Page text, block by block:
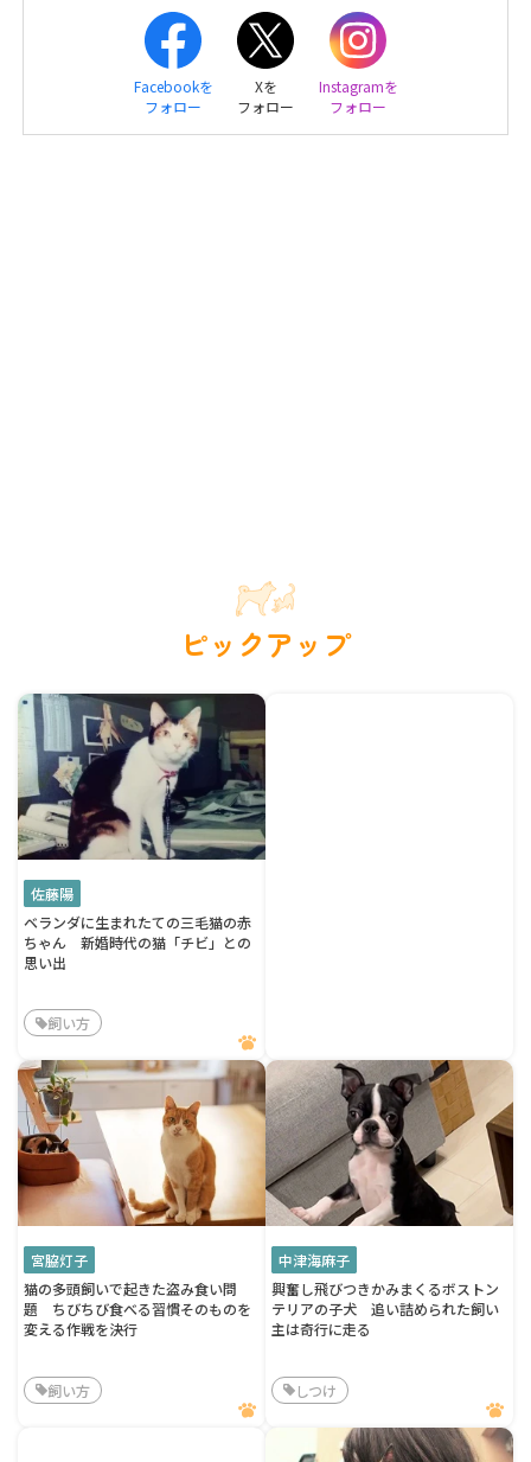
Facebookを
フォロー
Xを
フォロー
Instagramを
フォロー
ピックアップ
佐藤陽
ベランダに生まれたての三毛猫の赤
ちゃん 新婚時代の猫「チビ」との
思い出
飼い方
宮脇灯子
猫の多頭飼いで起きた盗み食い問
題 ちびちび食べる習慣そのものを
変える作戦を決行
飼い方
中津海麻子
興奮し飛びつきかみまくるボストン
テリアの子犬 追い詰められた飼い
主は奇行に走る
しつけ